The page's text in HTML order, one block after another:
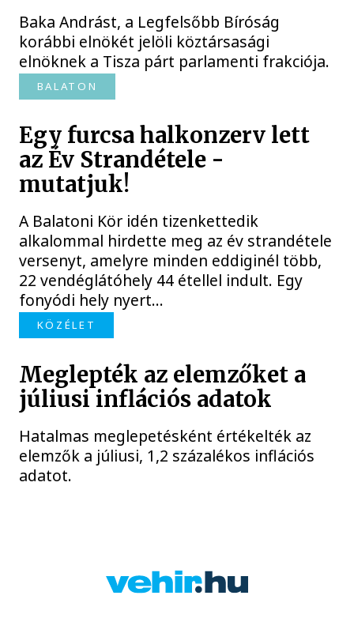
Baka Andrást, a Legfelsőbb Bíróság
korábbi elnökét jelöli köztársasági
elnöknek a Tisza párt parlamenti frakciója.
BALATON
Egy furcsa halkonzerv lett
az Év Strandétele -
mutatjuk!
A Balatoni Kör idén tizenkettedik
alkalommal hirdette meg az év strandétele
versenyt, amelyre minden eddiginél több,
22 vendéglátóhely 44 étellel indult. Egy
fonyódi hely nyert...
KÖZÉLET
Meglepték az elemzőket a
júliusi inflációs adatok
Hatalmas meglepetésként értékelték az
elemzők a júliusi, 1,2 százalékos inflációs
adatot.